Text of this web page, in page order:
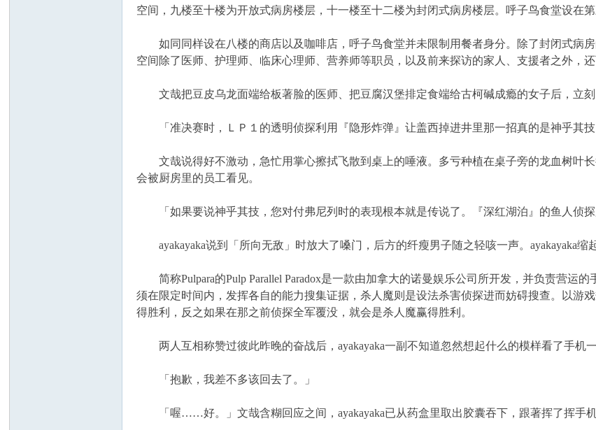
空间，九楼至十楼为开放式病房楼层，十一楼至十二楼为封闭式病房楼层。呼子鸟食堂设在
如同同样设在八楼的商店以及咖啡店，呼子鸟食堂并未限制用餐者身分。除了封闭式病
空间除了医师、护理师、临床心理师、营养师等职员，以及前来探访的家人、支援者之外，
文哉把豆皮乌龙面端给板著脸的医师、把豆腐汉堡排定食端给古柯碱成瘾的女子后，立刻
「准决赛时，ＬＰ１的透明侦探利用『隐形炸弹』让盖西掉进井里那一招真的是神乎其技
文哉说得好不激动，急忙用掌心擦拭飞散到桌上的唾液。多亏种植在桌子旁的龙血树叶
会被厨房里的员工看见。
「如果要说神乎其技，您对付弗尼列时的表现根本就是传说了。『深红湖泊』的鱼人侦探
ayakayaka说到「所向无敌」时放大了嗓门，后方的纤瘦男子随之轻咳一声。ayakayaka缩
简称Pulpara的Pulp Parallel Paradox是一款由加拿大的诺曼娱乐公司所开发，并负责营运
须在限定时间内，发挥各自的能力搜集证据，杀人魔则是设法杀害侦探进而妨碍搜查。以游
得胜利，反之如果在那之前侦探全军覆没，就会是杀人魔赢得胜利。
两人互相称赞过彼此昨晚的奋战后，ayakayaka一副不知道忽然想起什么的模样看了手机
「抱歉，我差不多该回去了。」
「喔……好。」文哉含糊回应之间，ayakayaka已从药盒里取出胶囊吞下，跟著挥了挥手机